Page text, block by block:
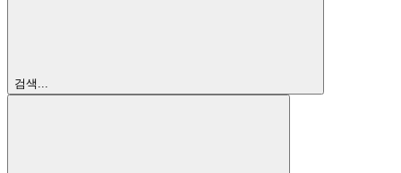
검색...